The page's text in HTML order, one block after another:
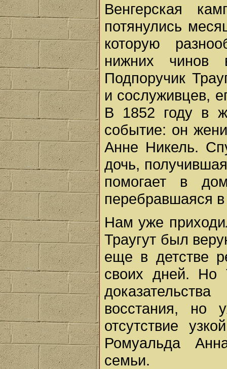
Венгерская
потянулись
которую
нижних чинов
Подпоручик
и сослуживцев,
В 1852 году в
событие: он
Анне Никель.
дочь,
помогает в
перебравшаяся
Нам уже
Траугут был
еще в детстве
своих дней. Но
восстания, но
отсутствие
Ромуальда
семьи.